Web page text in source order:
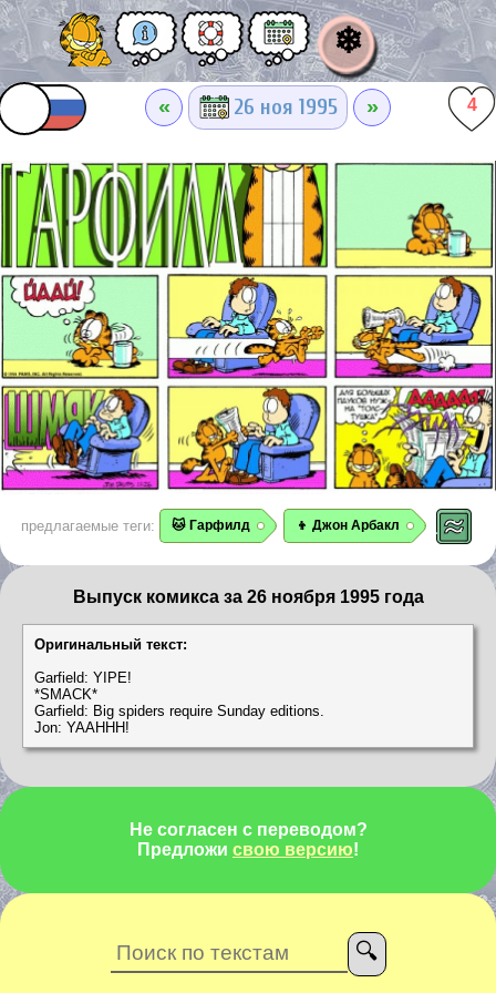
❄
« 26 ноя 1995 » 4
предлагаемые теги: 🐱 Гарфилд 👦 Джон Арбакл
Выпуск комикса за 26 ноября 1995 года
Оригинальный текст:
Garfield: YIPE!
*SMACK*
Garfield: Big spiders require Sunday editions.
Jon: YAAHHH!
Не согласен с переводом?
Предложи свою версию!